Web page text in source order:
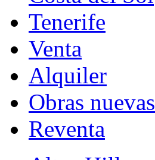
Tenerife
Venta
Alquiler
Obras nuevas
Reventa